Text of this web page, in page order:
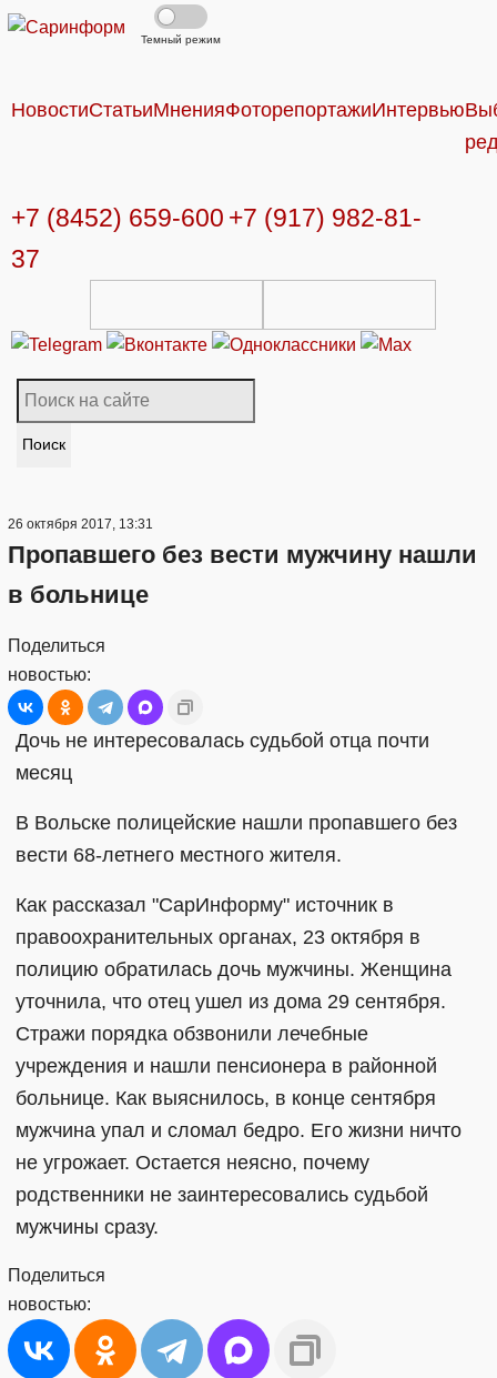
Темный режим
НовостиСтатьиМненияФоторепортажиИнтервью
+7 (8452) 659-600 +7 (917) 982-81-
37
Поиск
26 октября 2017, 13:31
Пропавшего без вести мужчину нашли
в больнице
Поделиться
новостью:
Дочь не интересовалась судьбой отца почти
месяц
В Вольске полицейские нашли пропавшего без
вести 68-летнего местного жителя.
Как рассказал "СарИнформу" источник в
правоохранительных органах, 23 октября в
полицию обратилась дочь мужчины. Женщина
уточнила, что отец ушел из дома 29 сентября.
Стражи порядка обзвонили лечебные
учреждения и нашли пенсионера в районной
больнице. Как выяснилось, в конце сентября
мужчина упал и сломал бедро. Его жизни ничто
не угрожает. Остается неясно, почему
родственники не заинтересовались судьбой
мужчины сразу.
Поделиться
новостью: